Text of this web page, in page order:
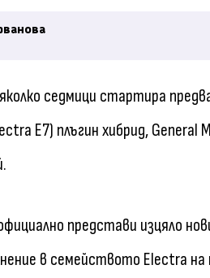
седмици стартира
E7) плъгин хибрид,
представи изцяло
в семейството Electra